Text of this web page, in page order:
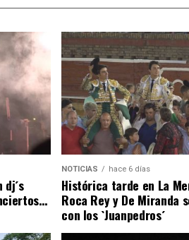
NOTICIAS hace 6 días
Histórica tarde en La
Roca Rey y De Miranda
con los `Juanpedros´